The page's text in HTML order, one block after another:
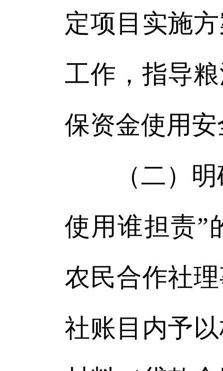
定项目实施
工作，指导
保资金使用
（二）明确
使用谁担责”
农民合作社
社账目内予